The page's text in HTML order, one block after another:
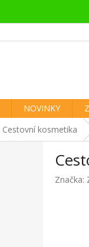
NOVINKY
Cestovní kosmetika
Značka: